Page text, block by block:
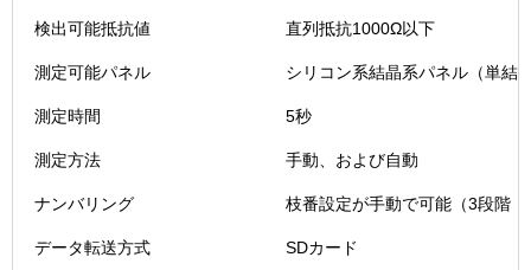
証
検出可能抵抗値 直列抵抗1000Ω以下
測定可能パネル シリコン系結晶系パネル（単結
測定時間 5秒
測定方法 手動、および自動
ナンバリング 枝番設定が手動で可能（3段階
データ転送方式 SDカード